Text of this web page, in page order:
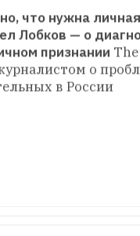
что нужна личная
Лобков — о
признании
о
в России